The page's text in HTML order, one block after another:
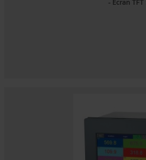
- Ecran TFT